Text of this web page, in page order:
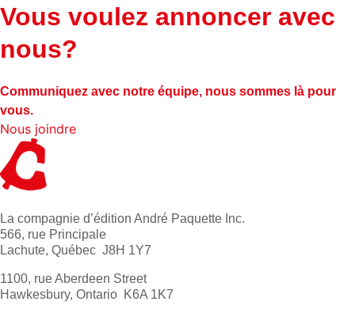
Vous voulez annoncer avec
nous?
Communiquez avec notre équipe, nous sommes là pour
vous.
Nous joindre
La compagnie d’édition André Paquette Inc.
566, rue Principale
Lachute, Québec J8H 1Y7
1100, rue Aberdeen Street
Hawkesbury, Ontario K6A 1K7